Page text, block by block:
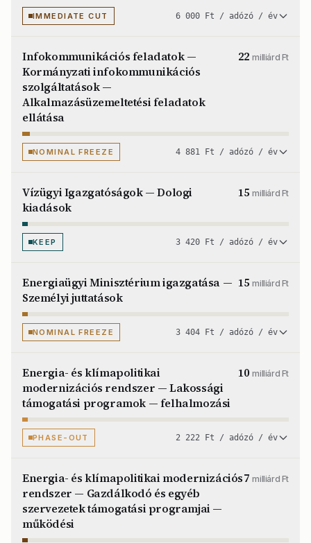
IMMEDIATE CUT 6 000 Ft / adózó / év
Infokommunikációs feladatok —
Kormányzati infokommunikációs
szolgáltatások —
Alkalmazásüzemeltetési feladatok
ellátása
22milliárd Ft
NOMINAL FREEZE 4 881 Ft / adózó / év
Vízügyi Igazgatóságok — Dologi
kiadások
15milliárd Ft
KEEP 3 420 Ft / adózó / év
Energiaügyi Minisztérium igazgatása —
Személyi juttatások
15milliárd Ft
NOMINAL FREEZE 3 404 Ft / adózó / év
Energia- és klímapolitikai
modernizációs rendszer — Lakossági
támogatási programok — felhalmozási
10milliárd Ft
PHASE-OUT 2 222 Ft / adózó / év
Energia- és klímapolitikai modernizációs
rendszer — Gazdálkodó és egyéb
szervezetek támogatási programjai —
működési
7milliárd Ft